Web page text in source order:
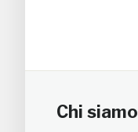
Chi siamo